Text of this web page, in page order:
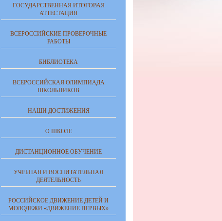
ГОСУДАРСТВЕННАЯ ИТОГОВАЯ
АТТЕСТАЦИЯ
ВСЕРОССИЙСКИЕ ПРОВЕРОЧНЫЕ
РАБОТЫ
БИБЛИОТЕКА
ВСЕРОССИЙСКАЯ ОЛИМПИАДА
ШКОЛЬНИКОВ
НАШИ ДОСТИЖЕНИЯ
О ШКОЛЕ
ДИСТАНЦИОННОЕ ОБУЧЕНИЕ
УЧЕБНАЯ И ВОСПИТАТЕЛЬНАЯ
ДЕЯТЕЛЬНОСТЬ
РОССИЙСКОЕ ДВИЖЕНИЕ ДЕТЕЙ И
МОЛОДЕЖИ «ДВИЖЕНИЕ ПЕРВЫХ»